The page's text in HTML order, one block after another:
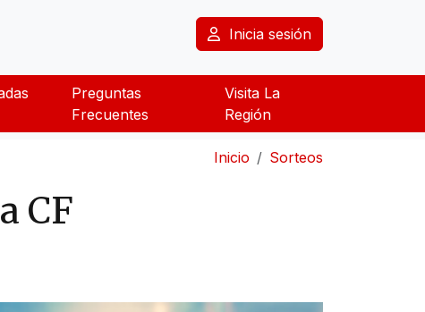
Inicia sesión
Preguntas
Frecuentes
Visita La
Región
Inicio Sorteos
CF